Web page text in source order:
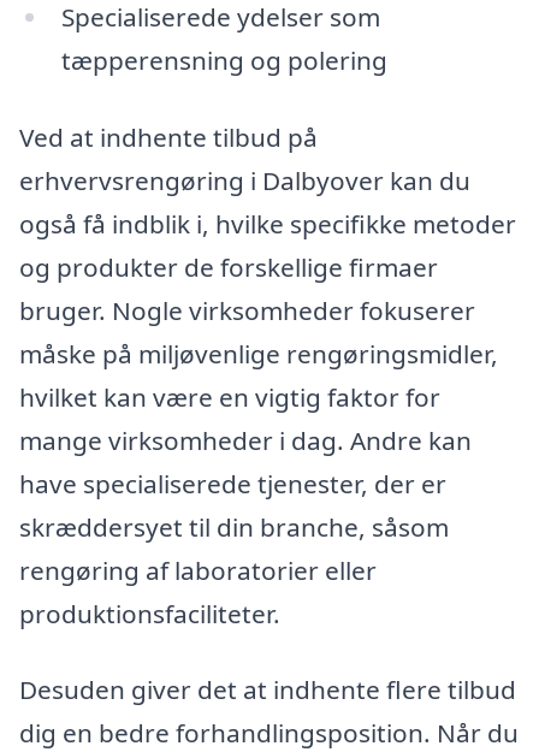
Specialiserede ydelser som
tæpperensning og polering
Ved at indhente tilbud på
erhvervsrengøring i Dalbyover kan du
også få indblik i, hvilke specifikke metoder
og produkter de forskellige firmaer
bruger. Nogle virksomheder fokuserer
måske på miljøvenlige rengøringsmidler,
hvilket kan være en vigtig faktor for
mange virksomheder i dag. Andre kan
have specialiserede tjenester, der er
skræddersyet til din branche, såsom
rengøring af laboratorier eller
produktionsfaciliteter.
Desuden giver det at indhente flere tilbud
dig en bedre forhandlingsposition. Når du